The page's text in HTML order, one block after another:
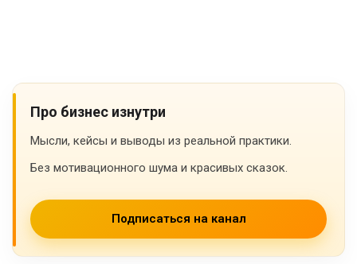
Про бизнес изнутри
Мысли, кейсы и выводы из реальной практики.
Без мотивационного шума и красивых сказок.
Подписаться на канал